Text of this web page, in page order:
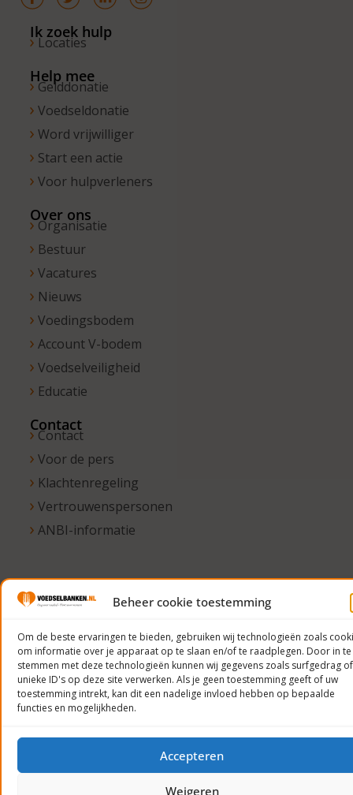
Beheer cookie toestemming
Om de beste ervaringen te bieden, gebruiken wij technologieën zoals
om informatie over je apparaat op te slaan en/of te raadplegen. Door in te
stemmen met deze technologieën kunnen wij gegevens zoals surfgedrag of
unieke ID's op deze site verwerken. Als je geen toestemming geeft of uw
toestemming intrekt, kan dit een nadelige invloed hebben op bepaalde
functies en mogelijkheden.
Accepteren
Weigeren
zijn wij
bereikbaar
van 10.00 –
Ik zoek hulp
Locaties
Help mee
Gelddonatie
Voedseldonatie
Word vrijwilliger
Start een actie
Voor hulpverleners
Over ons
Organisatie
Bestuur
Vacatures
Nieuws
Voedingsbodem
Account V-bodem
Voedselveiligheid
Educatie
Contact
Contact
Voor de pers
Klachtenregeling
Vertrouwenspersonen
ANBI-informatie
© 2023
Nederland
Privacyverklaring